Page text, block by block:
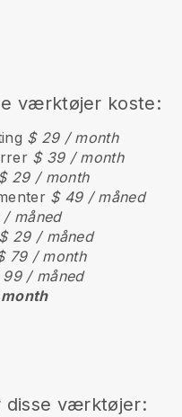
værktøjer koste:
$ 29 / month
$ 39 / month
29 / month
$ 49 / måned
måned
$ 29 / måned
79 / month
99 / måned
disse værktøjer: